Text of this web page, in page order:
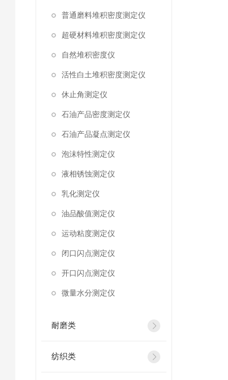
普通磨料堆积密度测定仪
超硬材料堆积密度测定仪
自然堆积密度仪
活性白土堆积密度测定仪
休止角测定仪
石油产品密度测定仪
石油产品凝点测定仪
泡沫特性测定仪
液相锈蚀测定仪
乳化测定仪
油品酸值测定仪
运动粘度测定仪
闭口闪点测定仪
开口闪点测定仪
微量水分测定仪
耐磨类
纺织类